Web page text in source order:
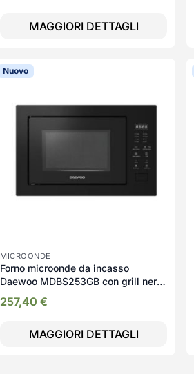
MAGGIORI DETTAGLI
Nuovo
MICROONDE
Forno microonde da incasso
Daewoo MDBS253GB con grill nero
257,40 €
MAGGIORI DETTAGLI